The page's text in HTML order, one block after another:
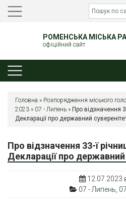
РОМЕНСЬКА МІСЬКА
офіційний сайт
Головна » Розпорядження міського
2023 » 07 - Липень » Про відзначення
Декларації про державний
Про відзначення 33-ї
Декларації про державний
12.07.2023
07 - Липень